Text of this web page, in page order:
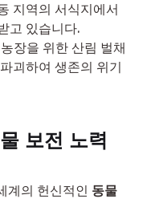
지역의 서식지에서
고 있습니다.
장을 위한 산림 벌채
괴하여 생존의 위기
보전 노력
계의 헌신적인 동물